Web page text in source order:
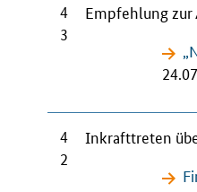
4
3
Empfehlung zur
4
2
Inkrafttreten